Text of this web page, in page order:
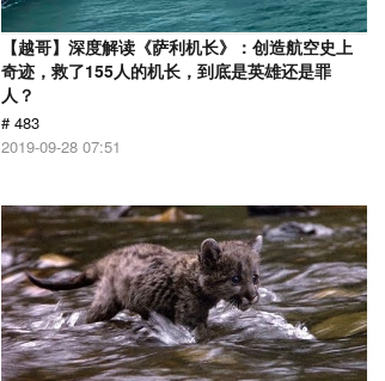
【越哥】深度解读《萨利机长》：创造航空史上
奇迹，救了155人的机长，到底是英雄还是罪
人？
# 483
2019-09-28 07:51